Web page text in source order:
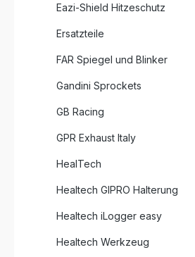
Eazi-Shield Hitzeschutz
Ersatzteile
FAR Spiegel und Blinker
Gandini Sprockets
GB Racing
GPR Exhaust Italy
HealTech
Healtech GIPRO Halterung
Healtech iLogger easy
Healtech Werkzeug